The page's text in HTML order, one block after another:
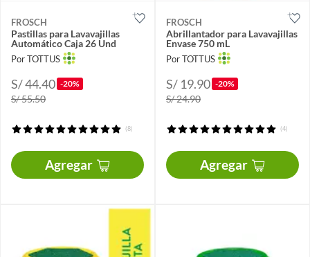
FROSCH
Pastillas para Lavavajillas
Automático Caja 26 Und
Por TOTTUS
S/ 44.40 -20%
S/ 55.50
(8)
Agregar
FROSCH
Abrillantador para Lavavajillas
Envase 750 mL
Por TOTTUS
S/ 19.90 -20%
S/ 24.90
(4)
Agregar